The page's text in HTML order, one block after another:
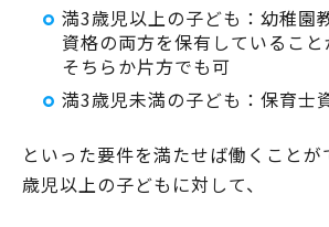
満3歳児以上の子ども：幼稚園
資格の両方を保有していること
そちらか片方でも可
満3歳児未満の子ども：保育士
といった要件を満たせば働くこと
歳児以上の子どもに対して、